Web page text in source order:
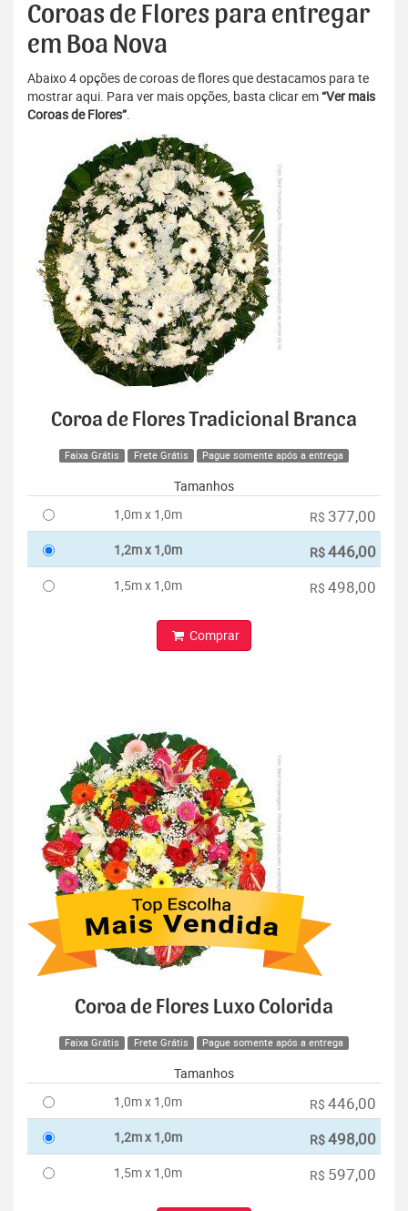
Coroas de Flores para entregar
em Boa Nova
Abaixo 4 opções de coroas de flores que destacamos para te
mostrar aqui. Para ver mais opções, basta clicar em“Ver mais
Coroas de Flores”.
Coroa de Flores Tradicional Branca
Faixa Grátis Frete Grátis Pague somente após a entrega
Tamanhos
1,0m x 1,0m
R$ 377,00
1,2m x 1,0m R$446,00
1,5m x 1,0m R$ 498,00
Comprar
Coroa de Flores Luxo Colorida
Faixa Grátis Frete Grátis Pague somente após a entrega
Tamanhos
1,0m x 1,0m
R$ 446,00
1,2m x 1,0m R$498,00
1,5m x 1,0m R$ 597,00